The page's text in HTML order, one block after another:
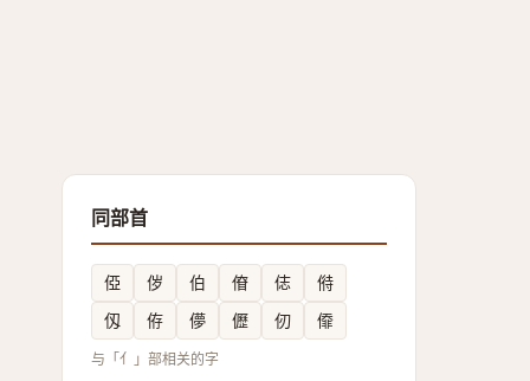
同部首
俹 㑕 伯 傄 俧
偫
仭
侟 儚 儮 仞 㒎
与「亻」部相关的字